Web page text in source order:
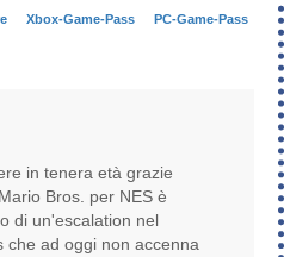
Xbox-Game-Pass
PC-Game-Pass
in tenera età grazie
Bros. per NES è
di un'escalation nel
che ad oggi non accenna